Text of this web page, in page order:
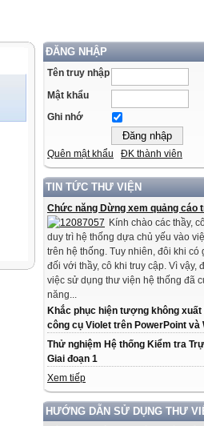
ĐĂNG NHẬP
Tên truy nhập
Mật khẩu
Ghi nhớ
Quên mật khẩu ĐK thành viên
TIN TỨC THƯ VIỆN
Chức năng Dừng xem quảng cáo
Kính chào các thầy,
duy trì hệ thống dựa chủ yếu vào
trên hệ thống. Tuy nhiên, đôi khi có
đối với thầy, cô khi truy cập. Vì vậy,
việc sử dụng thư viện hệ thống đã
năng...
Khắc phục hiện tượng không xuất
công cụ Violet trên PowerPoint và
Thử nghiệm Hệ thống Kiểm tra
Giai đoạn 1
Xem tiếp
HƯỚNG DẪN SỬ DỤNG THƯ